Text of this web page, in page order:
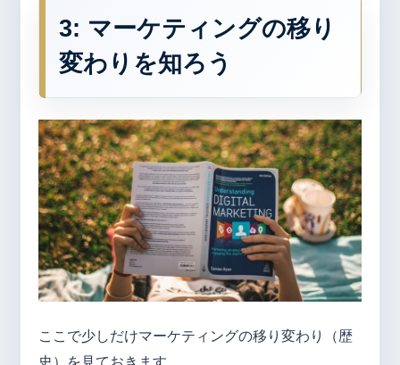
3: マーケティングの移り
変わりを知ろう
ここで少しだけマーケティングの移り変わり（歴